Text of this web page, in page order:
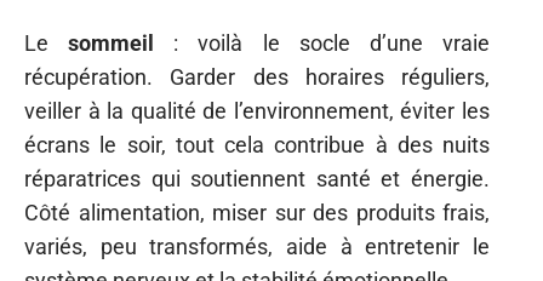
Lesommeil
: voilà le socle d’une vraie
récupération. Garder des horaires réguliers,
veiller à la qualité de l’environnement, éviter les
écrans le soir, tout cela contribue à des nuits
réparatrices qui soutiennent santé et énergie.
Côté alimentation, miser sur des produits frais,
variés, peu transformés, aide à entretenir le